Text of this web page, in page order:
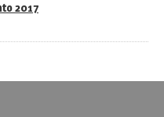
2017